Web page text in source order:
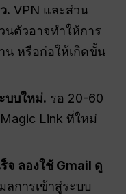
. VPN และส่วน
นตัวอาจทำให้การ
น หรือก่อให้เกิดขั้น
บบใหม่. รอ 20-60
Link ที่ใหม่
จ ลองใช้ Gmail ดู
ลการเข้าสู่ระบบ